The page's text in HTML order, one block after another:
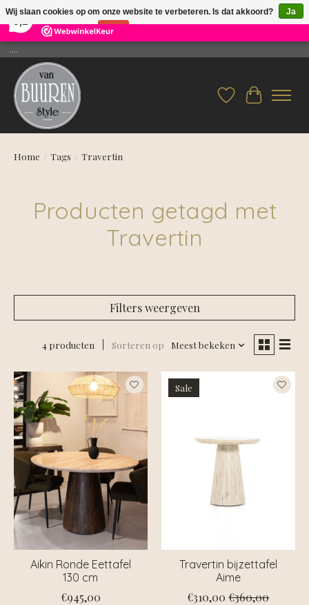
26 Reviews ×
....
Verlanglijst
Home / Tags / Travertin
Producten getagd met
Travertin
Filters weergeven
4 producten Sorteren op Meest bekeken
Aikin Ronde Eettafel
130 cm
€945,00
Sale
Travertin bijzettafel
Aime
€310,00 €360,00
Wij slaan cookies op om onze website te verbeteren. Is dat akkoord?
Ja
Nee